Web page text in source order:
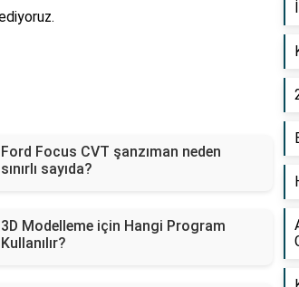
Ford Focus CVT şanzıman neden
sınırlı sayıda?
3D Modelleme için Hangi Program
Kullanılır?